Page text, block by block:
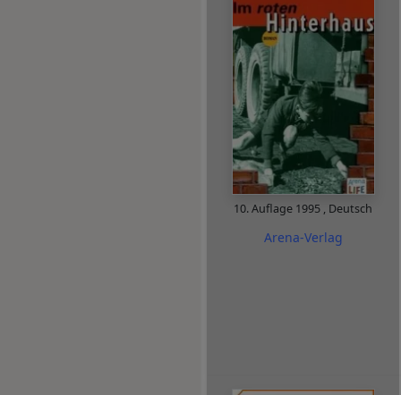
10. Auflage 1995 , Deutsch
Arena-Verlag